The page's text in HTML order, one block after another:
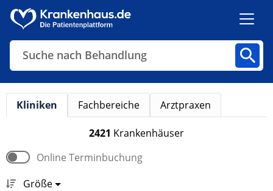
Suche nach Behandlung
Kliniken Fachbereiche Arztpraxen
2421 Krankenhäuser
Online Terminbuchung
Größe